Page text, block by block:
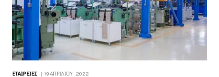
ΕΤΑΙΡΕΊΕΣ 19 ΑΠΡΙΛΊΟΥ, 2022